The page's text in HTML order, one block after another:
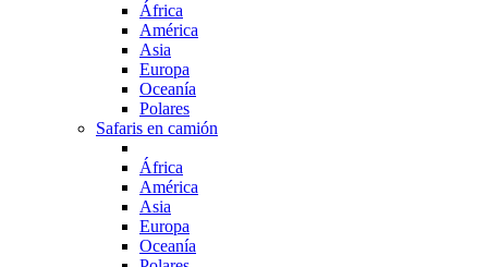
África
América
Asia
Europa
Oceanía
Polares
Safaris en camión
África
América
Asia
Europa
Oceanía